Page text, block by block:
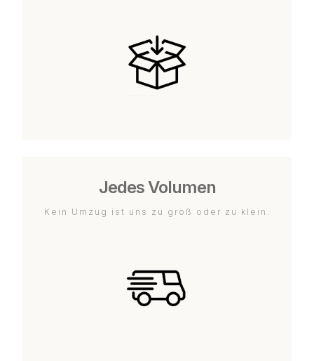
Jedes Volumen
Kein Umzug ist uns zu groß oder zu klein.